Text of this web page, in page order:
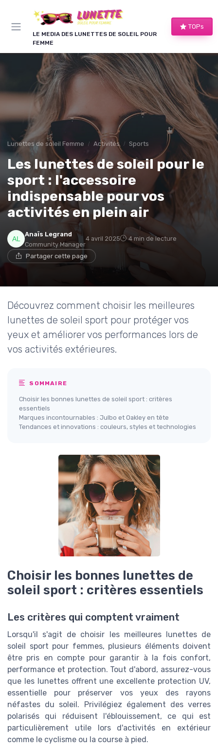
LE MEDIA DES LUNETTES DE SOLEIL POUR
FEMME
TOPs
Lunettes de soleil Femme Activités Sports
Les lunettes de soleil pour le
sport : l'accessoire
indispensable pour vos
activités en plein air
Anaïs Legrand
Community Manager
4 avril 2025 4 min de lecture
Partager cette page
Découvrez comment choisir les meilleures
lunettes de soleil sport pour protéger vos
yeux et améliorer vos performances lors de
vos activités extérieures.
SOMMAIRE
Choisir les bonnes lunettes de soleil sport : critères
essentiels
Marques incontournables : Julbo et Oakley en tête
Tendances et innovations : couleurs, styles et technologies
Choisir les bonnes lunettes de
soleil sport : critères essentiels
Les critères qui comptent vraiment
Lorsqu'il s'agit de choisir les meilleures lunettes de
soleil sport pour femmes, plusieurs éléments doivent
être pris en compte pour garantir à la fois confort,
performance et protection. Tout d'abord, assurez-vous
que les lunettes offrent une excellente protection UV,
essentielle pour préserver vos yeux des rayons
néfastes du soleil. Privilégiez également des verres
polarisés qui réduisent l'éblouissement, ce qui est
particulièrement utile lors d'activités en extérieur
comme le cyclisme ou la course à pied.